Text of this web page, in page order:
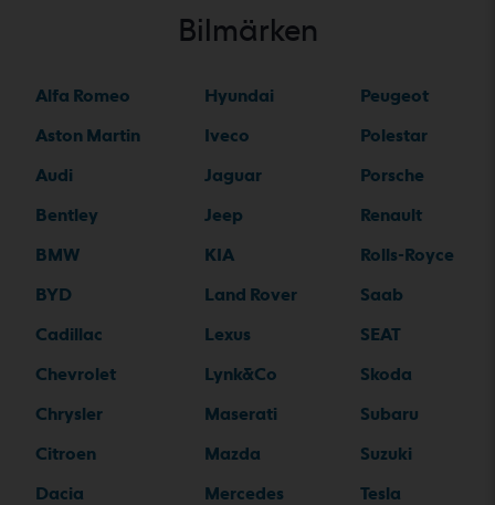
Bilmärken
Alfa Romeo
Aston Martin
Audi
Bentley
BMW
BYD
Cadillac
Chevrolet
Chrysler
Citroen
Dacia
Hyundai
Iveco
Jaguar
Jeep
KIA
Land Rover
Lexus
Lynk&Co
Maserati
Mazda
Mercedes
Peugeot
Polestar
Porsche
Renault
Rolls-Royce
Saab
SEAT
Skoda
Subaru
Suzuki
Tesla